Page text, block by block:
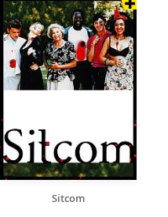
Sitcom